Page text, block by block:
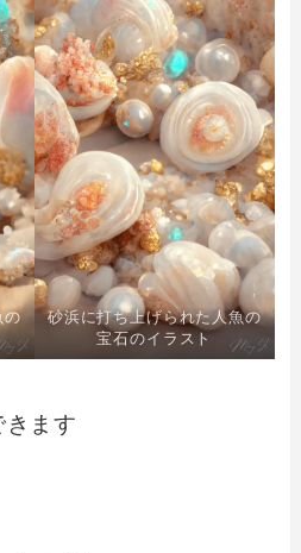
の
砂浜に打ち上げられた人魚の
宝石のイラスト
ます